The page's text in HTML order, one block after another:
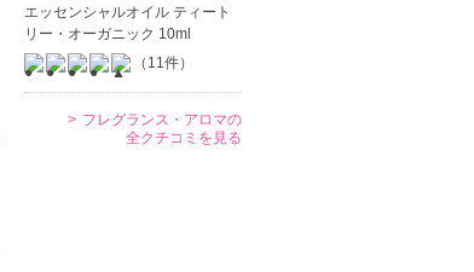
エッセンシャルオイル ティート
リー・オーガニック 10ml
（11件）
フレグランス・アロマの
全クチコミを見る